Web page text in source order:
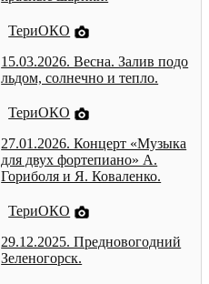
ТериОКО
15.03.2026. Весна. Залив подо
льдом, солнечно и тепло.
ТериОКО
27.01.2026. Концерт «Музыка
для двух фортепиано» А.
Гориболя и Я. Коваленко.
ТериОКО
29.12.2025. Предновогодний
Зеленогорск.